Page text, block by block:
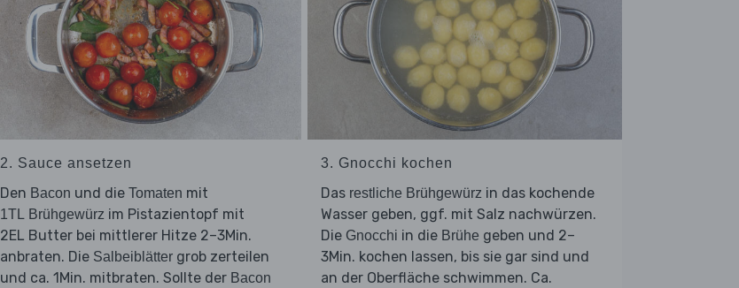
2. Sauce ansetzen
Den Bacon und die Tomaten mit
1TL Brühgewürzim Pistazientopf mit
2EL Butter bei mittlerer Hitze 2–3Min.
anbraten. Die Salbeiblättergrob zerteilen
und ca. 1Min. mitbraten. Sollte der Bacon
3. Gnocchi kochen
Das restliche Brühgewürz in das kochende
Wasser geben, ggf. mit Salz nachwürzen.
Die Gnocchi in die Brühe geben und 2–
3Min. kochen lassen, bis sie gar sind und
an der Oberfläche schwimmen. Ca.